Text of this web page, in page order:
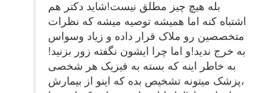
بله هیچ چیز مطلق نیست!شاید دکتر هم
اشتباه کنه اما همیشه توصیه میشه که نظرات
متخصصین رو ملاک قرار داده و زیاد وسواس
به خرج ندید!و اما چرا ایشون نگفته زور بزنید!
به خاطر اینه که بسته به فیزیک هر شخصی
،پزشک میتونه تشخیص بده که اینو از بیمارش